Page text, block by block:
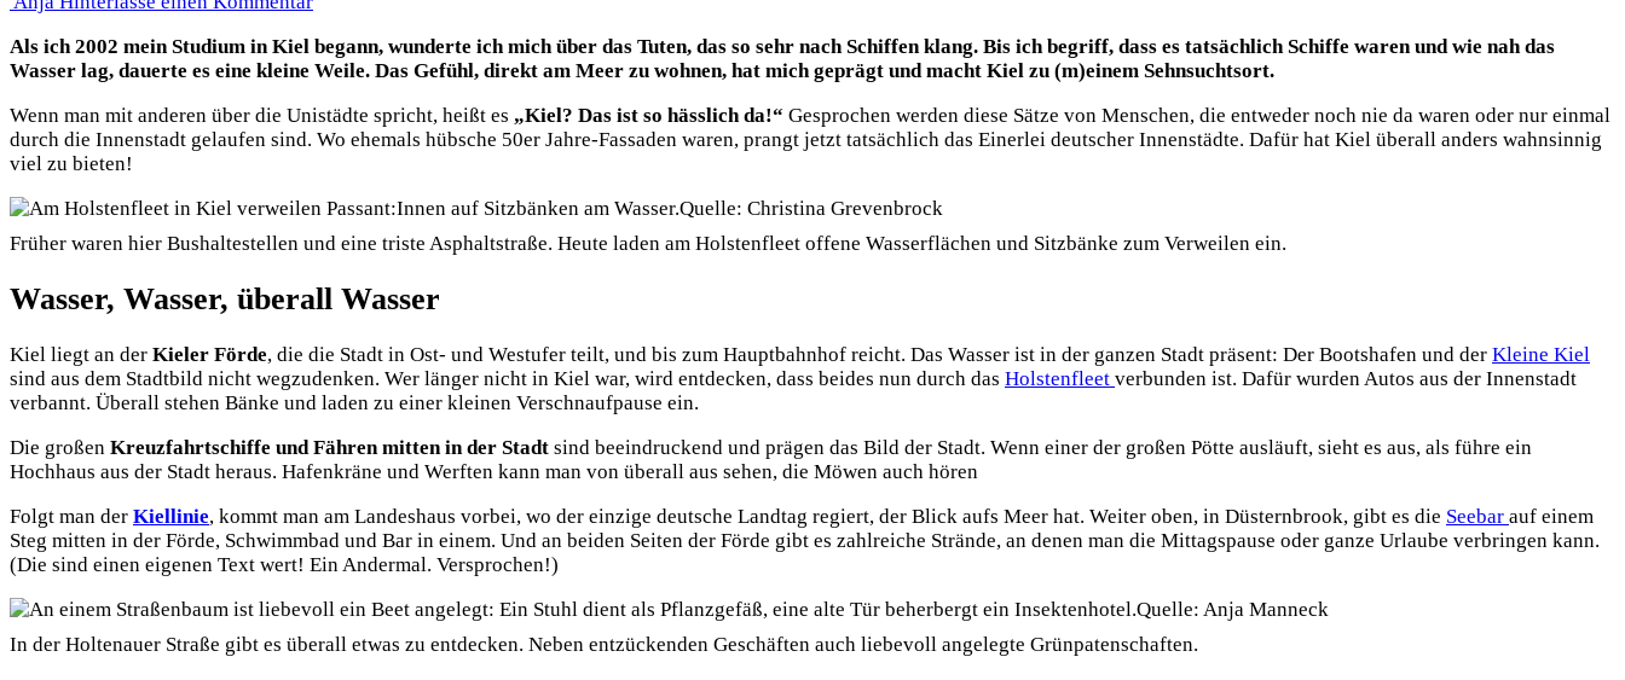
Städte
–
Als ich 2002 mein Studium in Kiel begann, wunderte ich mich über das Tuten, das so sehr nach Schiffen klang. Bis ich begriff, dass es tatsächlich Schiffe waren und wie nah das
Wasser lag, dauerte es eine kleine Weile. Das Gefühl, direkt am Meer zu wohnen, hat mich geprägt und macht Kiel zu (m)einem Sehnsuchtsort.
Wenn man mit anderen über die Unistädte spricht, heißt es „Kiel? Das ist so hässlich da!“ Gesprochen werden diese Sätze von Menschen, die entweder noch nie da waren oder nur einmal
durch die Innenstadt gelaufen sind. Wo ehemals hübsche 50er Jahre-Fassaden waren, prangt jetzt tatsächlich das Einerlei deutscher Innenstädte. Dafür hat Kiel überall anders wahnsinnig
viel zu bieten!
Quelle: Christina Grevenbrock
Früher waren hier Bushaltestellen und eine triste Asphaltstraße. Heute laden am Holstenfleet offene Wasserflächen und Sitzbänke zum Verweilen ein.
Wasser, Wasser, überall Wasser
Kiel liegt an der Kieler Förde, die die Stadt in Ost- und Westufer teilt, und bis zum Hauptbahnhof reicht. Das Wasser ist in der ganzen Stadt präsent: Der Bootshafen und der Kleine Kiel
sind aus dem Stadtbild nicht wegzudenken. Wer länger nicht in Kiel war, wird entdecken, dass beides nun durch das Holstenfleet verbunden ist. Dafür wurden Autos aus der Innenstadt
verbannt. Überall stehen Bänke und laden zu einer kleinen Verschnaufpause ein.
Die großen Kreuzfahrtschiffe und Fähren mitten in der Stadt sind beeindruckend und prägen das Bild der Stadt. Wenn einer der großen Pötte ausläuft, sieht es aus, als führe ein
Hochhaus aus der Stadt heraus. Hafenkräne und Werften kann man von überall aus sehen, die Möwen auch hören
Folgt man der Kiellinie, kommt man am Landeshaus vorbei, wo der einzige deutsche Landtag regiert, der Blick aufs Meer hat. Weiter oben, in Düsternbrook, gibt es die Seebar auf einem
Steg mitten in der Förde, Schwimmbad und Bar in einem. Und an beiden Seiten der Förde gibt es zahlreiche Strände, an denen man die Mittagspause oder ganze Urlaube verbringen kann.
(Die sind einen eigenen Text wert! Ein Andermal. Versprochen!)
Quelle: Anja Manneck
In der Holtenauer Straße gibt es überall etwas zu entdecken. Neben entzückenden Geschäften auch liebevoll angelegte Grünpatenschaften.